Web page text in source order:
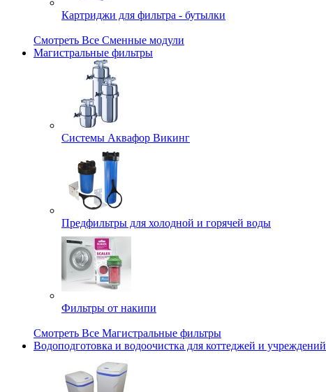
Картриджи для фильтра - бутылки
Смотреть Все Сменные модули
Магистральные фильтры
Системы Аквафор Викинг
Предфильтры для холодной и горячей воды
Фильтры от накипи
Смотреть Все Магистральные фильтры
Водоподготовка и водоочистка для коттеджей и учреждений